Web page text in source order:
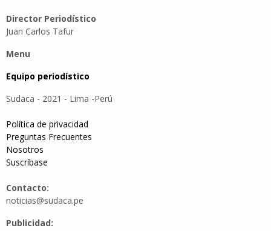
Director Periodístico
Juan Carlos Tafur
Menu
Equipo periodístico
Sudaca - 2021 - Lima -Perú
Política de privacidad
Preguntas Frecuentes
Nosotros
Suscríbase
Contacto:
noticias@sudaca.pe
Publicidad: